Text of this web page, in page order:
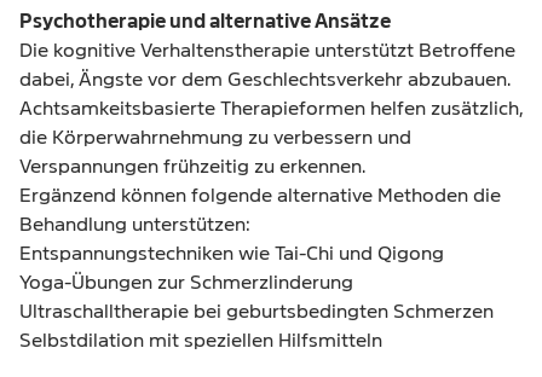
Psychotherapie und alternative Ansätze
Die kognitive Verhaltenstherapie unterstützt Betroffene
dabei, Ängste vor dem Geschlechtsverkehr abzubauen.
Achtsamkeitsbasierte Therapieformen helfen zusätzlich,
die Körperwahrnehmung zu verbessern und
Verspannungen frühzeitig zu erkennen.
Ergänzend können folgende alternative Methoden die
Behandlung unterstützen:
Entspannungstechniken wie Tai-Chi und Qigong
Yoga-Übungen zur Schmerzlinderung
Ultraschalltherapie bei geburtsbedingten Schmerzen
Selbstdilation mit speziellen Hilfsmitteln